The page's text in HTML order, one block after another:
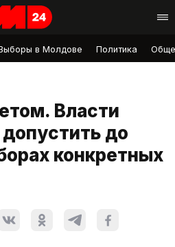
в Молдове Политика
Власти
до
конкретных